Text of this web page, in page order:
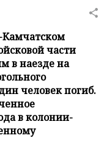
Камчатском
части
в наезде на
человек погиб.
в колонии-